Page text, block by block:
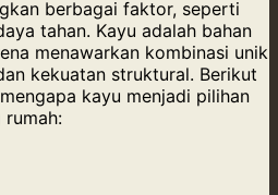
berbagai faktor, seperti
tahan. Kayu adalah bahan
menawarkan kombinasi unik
kekuatan struktural. Berikut
kayu menjadi pilihan